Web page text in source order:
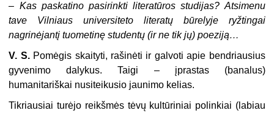
– Kas paskatino pasirinkti literatūros studijas? Atsimenu
tave Vilniaus universiteto literatų būrelyje ryžtingai
nagrinėjantį tuometinę studentų (ir ne tik jų) poeziją…
V. S.Pomėgis skaityti, rašinėti ir galvoti apie bendriausius
gyvenimo dalykus. Taigi – įprastas (banalus)
humanitariškai nusiteikusio jaunimo kelias.
Tikriausiai turėjo reikšmės tėvų kultūriniai polinkiai (labiau